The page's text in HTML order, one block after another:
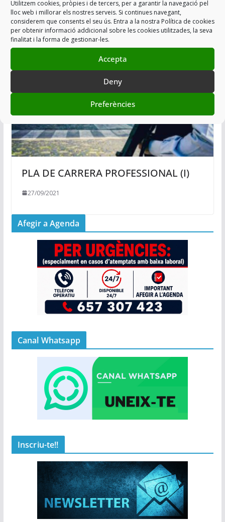
Utilitzem cookies, pròpies i de tercers, per a garantir la navegació pel
lloc web i millorar els nostres serveis. Si continues navegant,
considerem que consents el seu ús. Entra a la nostra Política de cookies
per obtenir informació addicional sobre les cookies utilitzades, la seva
finalitat i la forma de gestionar-les.
Accepta
Deny
Preferències
09/05/2023
PLA DE CARRERA PROFESSIONAL (I)
27/09/2021
Afegir a Agenda
Canal Whatsapp
Inscriu-te!!